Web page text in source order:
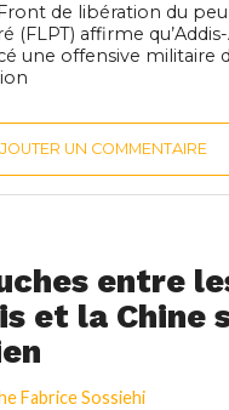
de libération du
(FLPT) affirme
une offensive militaire
UN COMMENTAIRE
entre
et la Chine
Fabrice Sossiehi